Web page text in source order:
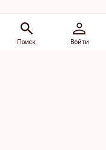
Поиск Войти